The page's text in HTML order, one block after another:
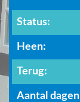
Status:
Heen:
Terug:
Aantal